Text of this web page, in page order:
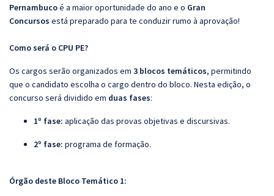
Pernambucoé a maior oportunidade do ano e o Gran
Concursos está preparado para te conduzir rumo à aprovação!
Como será o CPU PE?
Os cargos serão organizados em 3 blocos temáticos, permitindo
que o candidato escolha o cargo dentro do bloco. Nesta edição, o
concurso será dividido em duas fases:
1º fase: aplicação das provas objetivas e discursivas.
2º fase: programa de formação.
Órgão deste Bloco Temático 1: